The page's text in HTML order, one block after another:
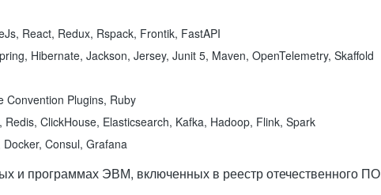
React, Redux, Rspack, Frontik, FastAPI
Hibernate, Jackson, Jersey, Junit 5, Maven, OpenTelemetry, Skaffold
Convention Plugins, Ruby
Redis, ClickHouse, Elasticsearch, Kafka, Hadoop, Flink, Spark
Consul, Grafana
и программах ЭВМ, включенных в реестр отечественного ПО